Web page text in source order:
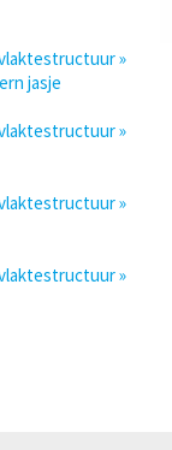
»
jasje
»
»
»